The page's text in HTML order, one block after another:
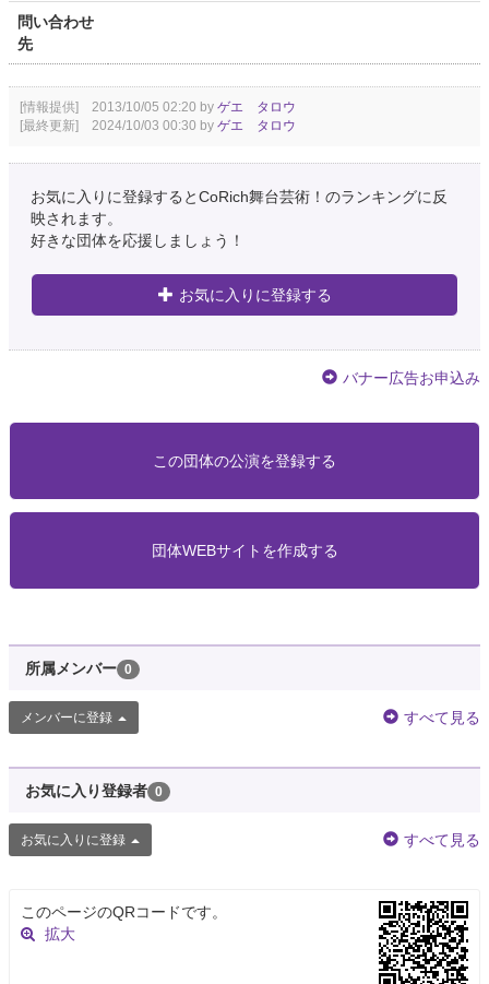
問い合わせ
先
[情報提供] 2013/10/05 02:20 by ゲエ タロウ
[最終更新] 2024/10/03 00:30 by ゲエ タロウ
お気に入りに登録するとCoRich舞台芸術！のランキングに反
映されます。
好きな団体を応援しましょう！
お気に入りに登録する
バナー広告お申込み
この団体の公演を登録する
団体WEBサイトを作成する
所属メンバー 0
メンバーに登録 すべて見る
お気に入り登録者 0
お気に入りに登録 すべて見る
このページのQRコードです。
拡大